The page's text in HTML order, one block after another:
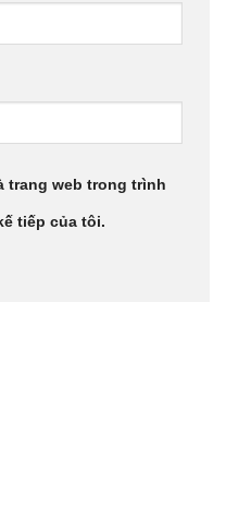
trang web trong trình
tiếp của tôi.